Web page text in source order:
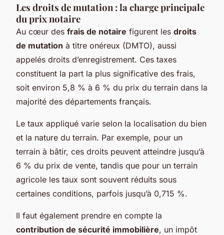
Les droits de mutation : la charge principale
du prix notaire
Au cœur des frais de notaire figurent les droits
de mutation à titre onéreux (DMTO), aussi
appelés droits d’enregistrement. Ces taxes
constituent la part la plus significative des frais,
soit environ 5,8 % à 6 % du prix du terrain dans la
majorité des départements français.
Le taux appliqué varie selon la localisation du bien
et la nature du terrain. Par exemple, pour un
terrain à bâtir, ces droits peuvent atteindre jusqu’à
6 % du prix de vente, tandis que pour un terrain
agricole les taux sont souvent réduits sous
certaines conditions, parfois jusqu’à 0,715 %.
Il faut également prendre en compte la
contribution de sécurité immobilière, un impôt